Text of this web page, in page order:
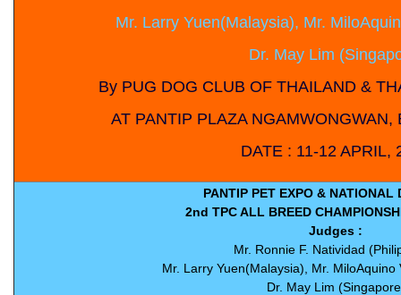
Mr. Larry Yuen(Malaysia), Mr.
Dr. May Lim
By PUG DOG CLUB OF THAILAND &
AT PANTIP PLAZA NGAMWONGWAN,
DATE : 11-12 APRIL,
PANTIP PET EXPO & NATIONAL
2nd TPC ALL BREED
Judges :
Mr. Ronnie F. Natividad
Mr. Larry Yuen(Malaysia), Mr. MiloAquino
Dr. May Lim